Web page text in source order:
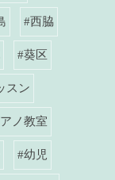
#西脇
#葵区
スン
ノ教室
#幼児